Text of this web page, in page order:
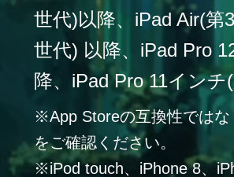
世代)以降、iPad Air(第
世代) 以降、iPad Pro
降、iPad Pro 11イン
※App Storeの互換性では
をご確認ください。
※iPod touch、iPhone 8、